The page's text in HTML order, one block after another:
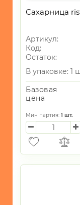
Сахарница
Артикул:
Код:
Остаток:
В упаковке: 1
Базовая
цена
Мин партия: 1 шт.